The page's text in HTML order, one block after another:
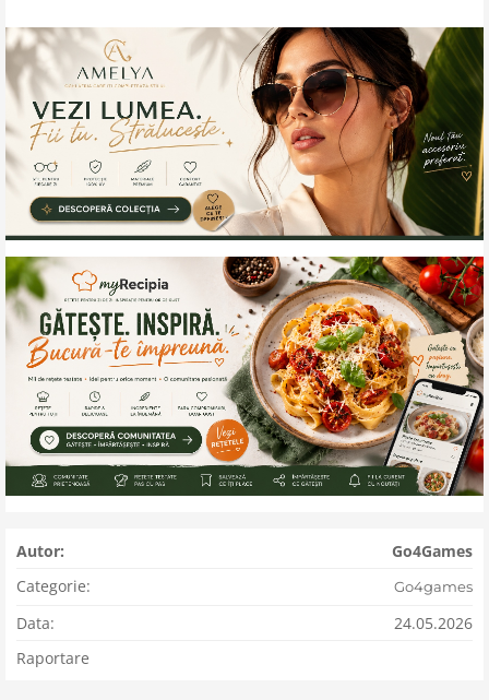
Autor:
Go4Games
Categorie:
Go4games
Data:
24.05.2026
Raportare